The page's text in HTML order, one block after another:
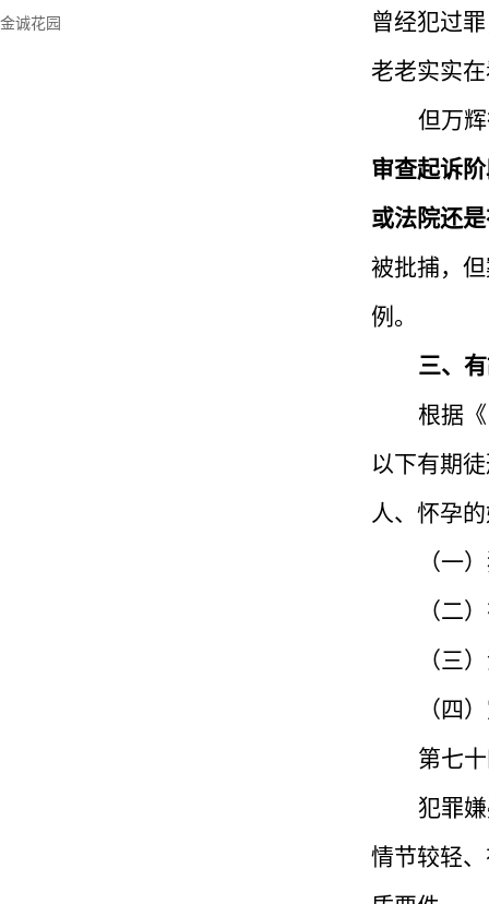
金诚花园
曾经犯过
老老实实
但万辉
审查起诉
或法院还
被批捕，
例。
三、
根据
以下有期
人、怀孕
（一
（二
（三
（四
第七
犯罪
情节较轻